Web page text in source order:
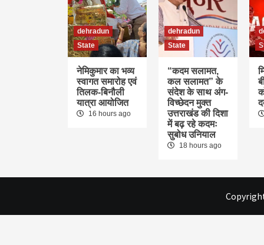
dehradun
State
नेमिकुमार का भव्य
स्वागत समारोह एवं
तिलक-बिनौली
यात्रा आयोजित
16 hours ago
dehradun
State
“कदम सलामत,
कल सलामत” के
संदेश के साथ अंग-
विच्छेदन मुक्त
उत्तराखंड की दिशा
में बढ़ रहे कदमः
सुबोध उनियाल
18 hours ago